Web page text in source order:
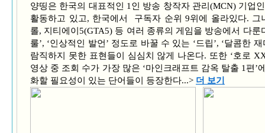
양띵은 한국의 대표적인 1인 방송 창작자 관리(MCN) 기업
활동하고 있고, 한국에서 구독자 순위 9위에 올라있다. 그
롤, 지티에이5(GTA5) 등 여러 종류의 게임을 방송에서 다룬
룰’, ‘인상적인 발언’ 정도로 바꿀 수 있는 ‘드립’, ‘달콤한
람직하지 못한 표현들이 심심치 않게 나온다. 또한 ‘호로
영상 중 조회 수가 가장 많은 ‘마인크래프트 감옥 탈출 1편’
화할 필요성이 있는 단어들이 등장한다...> 더 보기